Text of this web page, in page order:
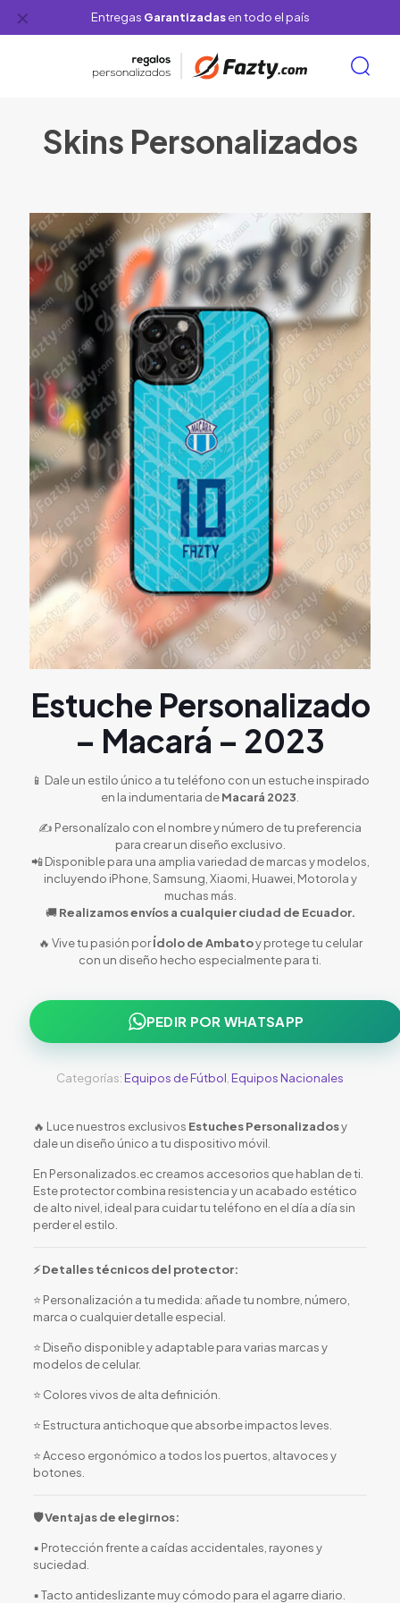
Entregas Garantizadasen todo el país
✕
Skins Personalizados
Estuche Personalizado
– Macará – 2023
📱 Dale un estilo único a tu teléfono con un estuche inspirado
en la indumentaria deMacará 2023
✍️ Personalízalo con el nombre y número de tu preferencia
para crear un diseño exclusivo.
📲 Disponible para una amplia variedad de marcas y modelos,
incluyendo iPhone, Samsung, Xiaomi, Huawei, Motorola y
muchas más.
🚚Realizamos envíos a cualquier ciudad de Ecuador.
🔥 Vive tu pasión porÍdolo de Ambatoy protege tu celular
con un diseño hecho especialmente para ti.
PEDIR POR WHATSAPP
Categorías: Equipos de Fútbol Equipos Nacionales
🔥 Luce nuestros exclusivos Estuches Personalizadosy
dale un diseño único a tu dispositivo móvil.
En Personalizados.ec creamos accesorios que hablan de ti.
Este protector combina resistencia y un acabado estético
de alto nivel, ideal para cuidar tu teléfono en el día a día sin
perder el estilo.
⚡ Detalles técnicos del protector:
⭐ Personalización a tu medida: añade tu nombre, número,
marca o cualquier detalle especial.
⭐ Diseño disponible y adaptable para varias marcas y
modelos de celular.
⭐ Colores vivos de alta definición.
⭐ Estructura antichoque que absorbe impactos leves.
⭐ Acceso ergonómico a todos los puertos, altavoces y
botones.
🛡️ Ventajas de elegirnos:
▪️ Protección frente a caídas accidentales, rayones y
suciedad.
▪️ Tacto antideslizante muy cómodo para el agarre diario.